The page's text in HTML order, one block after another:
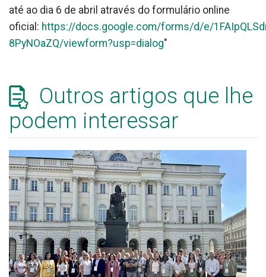
até ao dia 6 de abril através do formulário online
oficial: https://docs.google.com/forms/d/e/
8PyNOaZQ/viewform?usp=dialog"
Outros artigos que lhe
podem interessar